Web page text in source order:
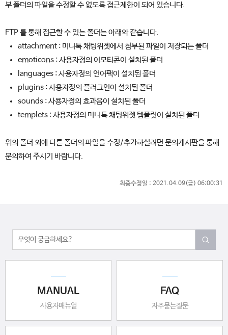
부 폴더의 파일을 수정할 수 없도록 접근제한이 되어 있습니다.
FTP 를 통해 접근할 수 있는 폴더는 아래와 같습니다.
attachment : 미니톡 채팅위젯에서 첨부된 파일이 저장되는 폴더
emoticons : 사용자정의 이모티콘이 설치된 폴더
languages : 사용자정의 언어팩이 설치된 폴더
plugins : 사용자정의 플러그인이 설치된 폴더
sounds : 사용자정의 효과음이 설치된 폴더
templets : 사용자정의 미니톡 채팅위젯 템플릿이 설치된 폴더
위의 폴더 외에 다른 폴더의 파일을 수정/추가하실려면 문의게시판을 통해
문의하여 주시기 바랍니다.
최종수정일 : 2021.04.09(금) 06:00:31
MANUAL
사용자매뉴얼
FAQ
자주묻는질문